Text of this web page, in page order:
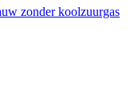
zonder koolzuurgas